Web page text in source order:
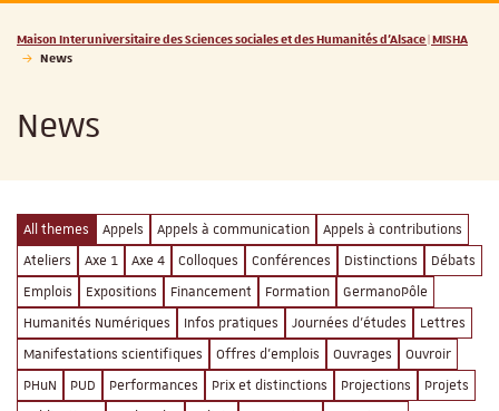
Vous êtes ici :
Maison Interuniversitaire des Sciences sociales et des Humanités d'Alsace | MISHA
News
News
All themes Appels Appels à communication
Appels à contributions
Ateliers
Axe 1 Axe 4 Colloques Conférences Distinctions
Débats
Emplois
Expositions Financement Formation
GermanoPôle
Humanités Numériques
Infos pratiques Journées d'études
Lettres
Manifestations scientifiques
Offres d'emplois Ouvrages
Ouvroir
PHuN
PUD Performances Prix et distinctions Projections
Projets